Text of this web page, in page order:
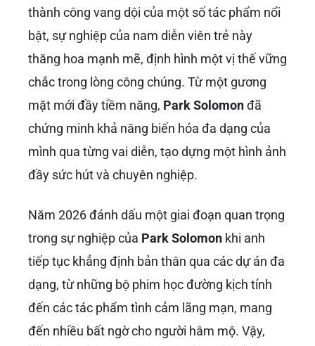
thành công vang dội của một số tác phẩm nổi
bật, sự nghiệp của nam diễn viên trẻ này
thăng hoa mạnh mẽ, định hình một vị thế vững
chắc trong lòng công chúng. Từ một gương
mặt mới đầy tiềm năng, Park Solomonđã
chứng minh khả năng biến hóa đa dạng của
mình qua từng vai diễn, tạo dựng một hình ảnh
đầy sức hút và chuyên nghiệp.
Năm 2026 đánh dấu một giai đoạn quan trọng
trong sự nghiệp của Park Solomon khi anh
tiếp tục khẳng định bản thân qua các dự án đa
dạng, từ những bộ phim học đường kịch tính
đến các tác phẩm tình cảm lãng mạn, mang
đến nhiều bất ngờ cho người hâm mộ. Vậy,